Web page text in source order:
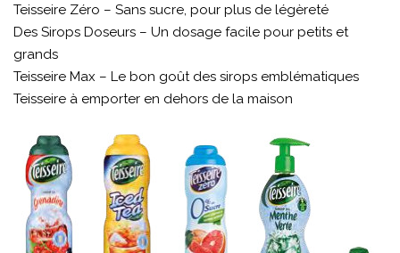
Teisseire Zéro – Sans sucre, pour plus de légèreté
Des Sirops Doseurs – Un dosage facile pour petits et
grands
Teisseire Max – Le bon goût des sirops emblématiques
Teisseire à emporter en dehors de la maison